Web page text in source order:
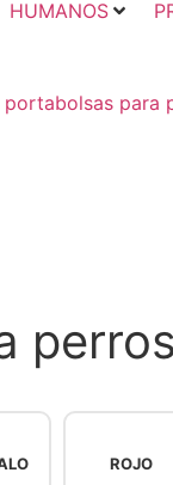
HUMANOS
portabolsas para
ROJO